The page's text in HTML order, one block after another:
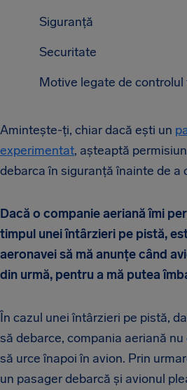
Siguranță
Securitate
Motive legate de
Amintește-ți, chiar dacă ești un
experimentat, așteaptă
debarca în siguranță înainte de a
Dacă o companie aeriană îmi
timpul unei întârzieri pe pistă,
aeronavei să mă anunțe când
din urmă, pentru a mă putea
În cazul unei întârzieri pe pistă,
să debarce, compania aeriană
să urce înapoi în avion. Prin
un pasager debarcă și avionul